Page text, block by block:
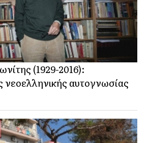
(1929-2016):
νεοελληνικής αυτογνωσίας